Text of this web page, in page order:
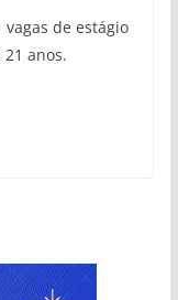
vagas de estágio
anos.